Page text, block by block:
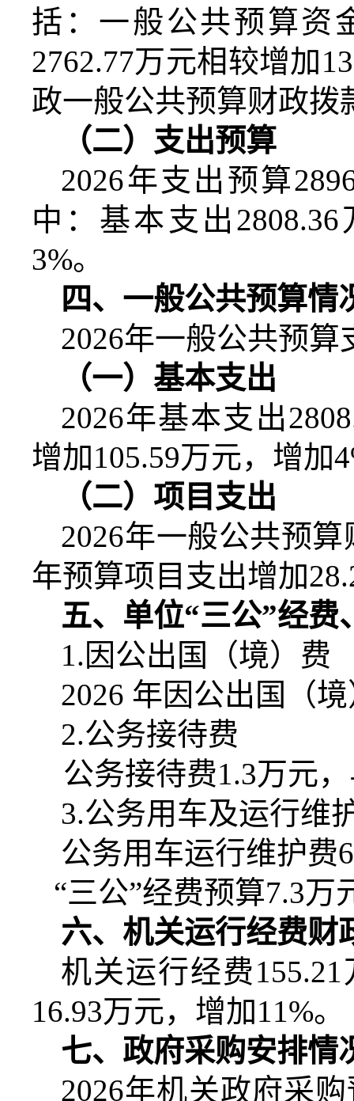
括：一般公共预算资
2762.77万元相较增加
政一般公共预算财政拨
（二）支出预算
2026年支出预算
中：基本支出 2808.36
3%。
四、一般公共预算情
2026年一般公共预算
（一）基本支出
2026年基本支出
增加105.59万元，增加
（二）项目支出
2026年一般公共预
年预算项目支出增加
五、单位“三公”经
1.因公出国（境）费
2026 年因公出国（
2.公务接待费
公务接待费1.3万元
3.公务用车及运行维
公务用车运行维护费6
“三公”经费预算7.3万
六、机关运行经费财
机关运行经费155.21
16.93万元，增加11%。
七、政府采购安排情
2026年机关政府采